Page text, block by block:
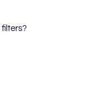
filters?